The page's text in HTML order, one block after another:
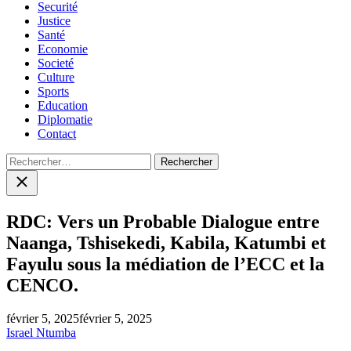
Securité
Justice
Santé
Economie
Societé
Culture
Sports
Education
Diplomatie
Contact
Rechercher :
Close
search
RDC: Vers un Probable Dialogue entre
Naanga, Tshisekedi, Kabila, Katumbi et
Fayulu sous la médiation de l’ECC et la
CENCO.
février 5, 2025février 5, 2025
Israel Ntumba